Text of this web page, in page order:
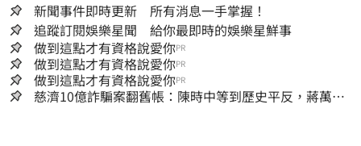
新聞事件即時更新 所有消息一手掌握！
追蹤訂閱娛樂星聞 給你最即時的娛樂星鮮事
做到這點才有資格說愛你PR
做到這點才有資格說愛你PR
做到這點才有資格說愛你PR
慈濟10億詐騙案翻舊帳：陳時中等到歷史平反，蔣萬安